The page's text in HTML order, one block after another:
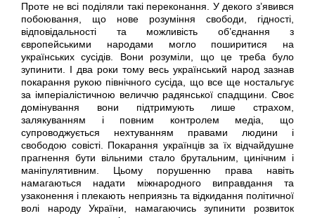
Проте не всі поділяли такі переконання. У декого з’явився
побоювання, що нове розуміння свободи, гідності,
відповідальності та можливість об’єднання з
європейськими народами могло поширитися на
українських сусідів. Вони розуміли, що це треба було
зупинити. І два роки тому весь український народ зазнав
покарання рукою північного сусіда, що все ще ностальгує
за імперіалістичною величчю радянської спадщини. Своє
домінування вони підтримують лише страхом,
залякуванням і повним контролем медіа, що
супроводжується нехтуванням правами людини і
свободою совісті. Покарання українців за їх відчайдушне
прагнення бути вільними стало брутальним, цинічним і
маніпулятивним. Цьому порушенню права навіть
намагаються надати міжнародного виправдання та
узаконення і плекають неприязнь та відкидання політичної
волі народу України, намагаючись зупинити розвиток